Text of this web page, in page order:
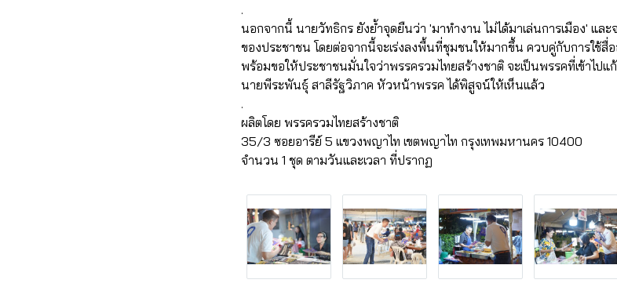
.
นอกจากนี้ นายวัทธิกร ยังย้ำจุดยืนว่า 'มาทำงาน ไม่ได้มาเล่นการเมือง' และ
ของประชาชน โดยต่อจากนี้จะเร่งลงพื้นที่ชุมชนให้มากขึ้น ควบคู่กับการใช้สื่
พร้อมขอให้ประชาชนมั่นใจว่าพรรครวมไทยสร้างชาติ จะเป็นพรรคที่เข้าไป
นายพีระพันธุ์ สาลีรัฐวิภาค หัวหน้าพรรค ได้พิสูจน์ให้เห็นแล้ว
.
ผลิตโดย พรรครวมไทยสร้างชาติ
35/3 ซอยอารีย์ 5 แขวงพญาไท เขตพญาไท กรุงเทพมหานคร 10400
จำนวน 1 ชุด ตามวันและเวลา ที่ปรากฏ